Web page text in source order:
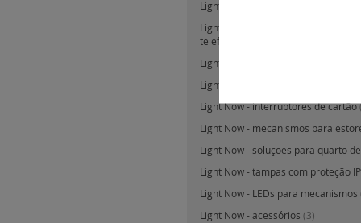
Light Now - tomadas de televisão
Light Now - tomadas de dados, fibra
telefone
Light Now - besouros e campainhas
Light Now - quadros de acabamento
Light Now - interruptores de cartão
Light Now - mecanismos para
Light Now - soluções para quarto
Light Now - tampas com proteção
Light Now - LEDs para mecanismos
Light Now - acessórios (3)